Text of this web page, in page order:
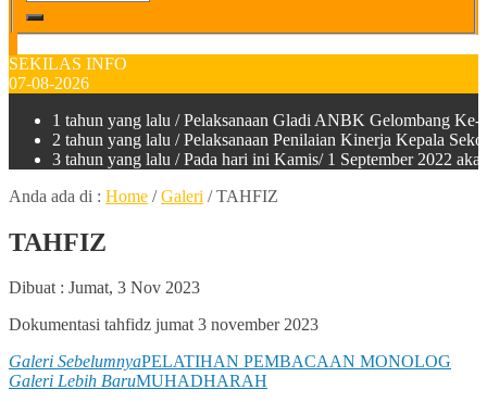
SEKILAS INFO
07-08-2026
1 tahun yang lalu / Pelaksanaan Gladi ANBK Gelombang Ke-
2 tahun yang lalu / Pelaksanaan Penilaian Kinerja Kepala
3 tahun yang lalu / Pada hari ini Kamis/ 1 September 2022
Anda ada di : Home /Galeri /TAHFIZ
TAHFIZ
Dibuat : Jumat, 3 Nov 2023
Dokumentasi tahfidz jumat 3 november 2023
Galeri SebelumnyaPELATIHAN PEMBACAAN MONOLOG
Galeri Lebih BaruMUHADHARAH